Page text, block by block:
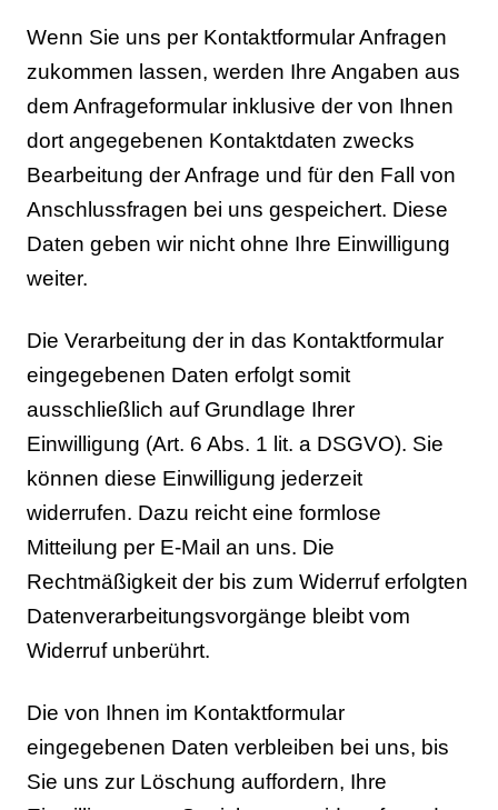
Wenn Sie uns per Kontaktformular Anfragen
zukommen lassen, werden Ihre Angaben aus
dem Anfrageformular inklusive der von Ihnen
dort angegebenen Kontaktdaten zwecks
Bearbeitung der Anfrage und für den Fall von
Anschlussfragen bei uns gespeichert. Diese
Daten geben wir nicht ohne Ihre Einwilligung
weiter.
Die Verarbeitung der in das Kontaktformular
eingegebenen Daten erfolgt somit
ausschließlich auf Grundlage Ihrer
Einwilligung (Art. 6 Abs. 1 lit. a DSGVO). Sie
können diese Einwilligung jederzeit
widerrufen. Dazu reicht eine formlose
Mitteilung per E-Mail an uns. Die
Rechtmäßigkeit der bis zum Widerruf erfolgten
Datenverarbeitungsvorgänge bleibt vom
Widerruf unberührt.
Die von Ihnen im Kontaktformular
eingegebenen Daten verbleiben bei uns, bis
Sie uns zur Löschung auffordern, Ihre